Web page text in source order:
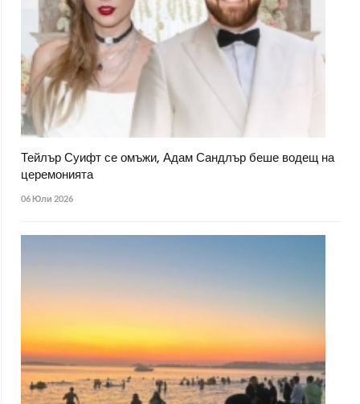
Тейлър Суифт се омъжи, Адам Сандлър беше водещ на
церемонията
06 Юли 2026